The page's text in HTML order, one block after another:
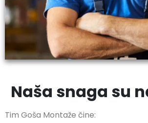
Naša snaga su
Tim Goša Montaže čine: